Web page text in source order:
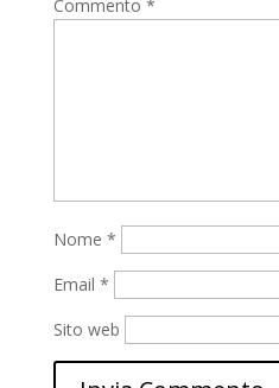
Commento *
Nome *
Email *
Sito web